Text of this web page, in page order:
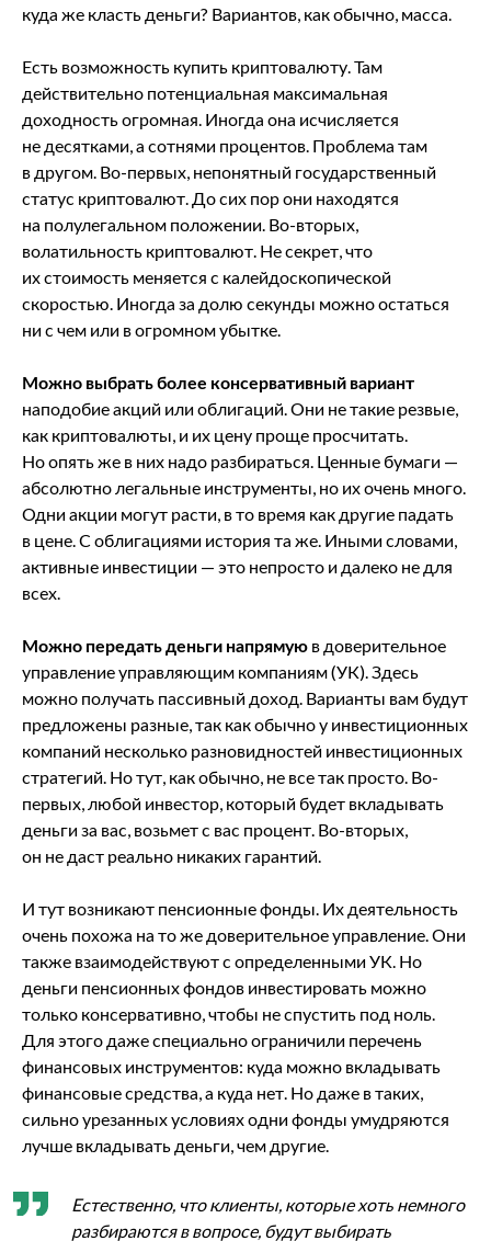
куда же класть деньги? Вариантов, как обычно, масса.
Есть возможность купить криптовалюту. Там
действительно потенциальная максимальная
доходность огромная. Иногда она исчисляется
не десятками, а сотнями процентов. Проблема там
в другом. Во-первых, непонятный государственный
статус криптовалют. До сих пор они находятся
на полулегальном положении. Во-вторых,
волатильность криптовалют. Не секрет, что
их стоимость меняется с калейдоскопической
скоростью. Иногда за долю секунды можно остаться
ни с чем или в огромном убытке.
Можно выбрать более консервативный вариант
наподобие акций или облигаций. Они не такие резвые,
как криптовалюты, и их цену проще просчитать.
Но опять же в них надо разбираться. Ценные бумаги —
абсолютно легальные инструменты, но их очень много.
Одни акции могут расти, в то время как другие падать
в цене. С облигациями история та же. Иными словами,
активные инвестиции — это непросто и далеко не для
всех.
Можно передать деньги напрямую в доверительное
управление управляющим компаниям (УК). Здесь
можно получать пассивный доход. Варианты вам будут
предложены разные, так как обычно у инвестиционных
компаний несколько разновидностей инвестиционных
стратегий. Но тут, как обычно, не все так просто. Во-
первых, любой инвестор, который будет вкладывать
деньги за вас, возьмет с вас процент. Во-вторых,
он не даст реально никаких гарантий.
И тут возникают пенсионные фонды. Их деятельность
очень похожа на то же доверительное управление. Они
также взаимодействуют с определенными УК. Но
деньги пенсионных фондов инвестировать можно
только консервативно, чтобы не спустить под ноль.
Для этого даже специально ограничили перечень
финансовых инструментов: куда можно вкладывать
финансовые средства, а куда нет. Но даже в таких,
сильно урезанных условиях одни фонды умудряются
лучше вкладывать деньги, чем другие.
Естественно, что клиенты, которые хоть немного
разбираются в вопросе, будут выбирать